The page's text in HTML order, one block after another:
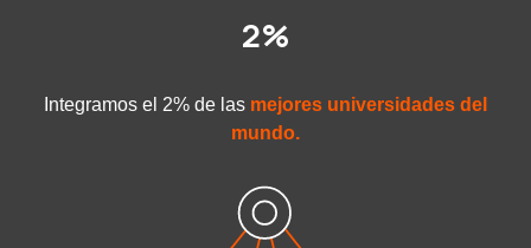
2%
Integramos el 2% de las mejores universidades del
mundo.